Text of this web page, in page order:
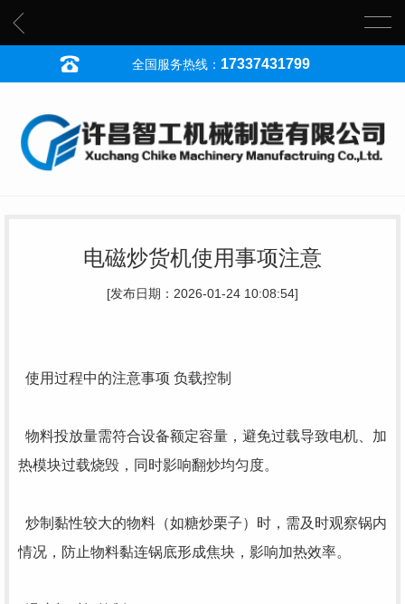
全国服务热线： 17337431799
电磁炒货机使用事项注意
[发布日期：2026-01-24 10:08:54]
使用过程中的注意事项 负载控制
物料投放量需符合设备额定容量，避免过载导致电机、加
热模块过载烧毁，同时影响翻炒均匀度。
炒制黏性较大的物料（如糖炒栗子）时，需及时观察锅内
情况，防止物料黏连锅底形成焦块，影响加热效率。